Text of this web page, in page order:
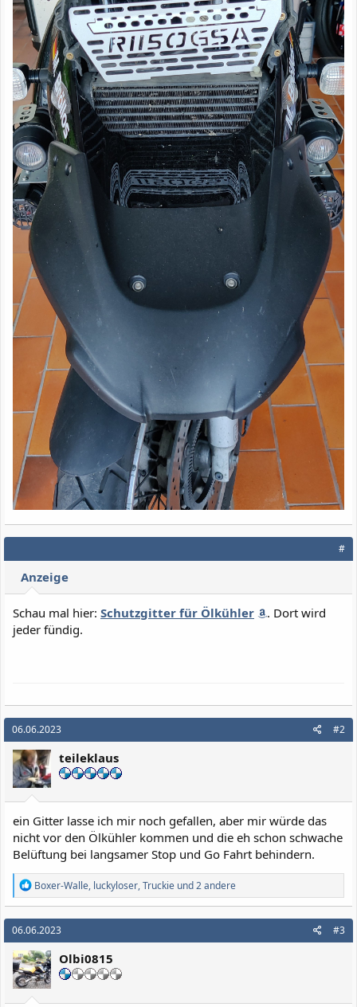
#
Anzeige
Schau mal hier: Schutzgitter für Ölkühler
. Dort wird
jeder fündig.
06.06.2023 #2
teileklaus
ein Gitter lasse ich mir noch gefallen, aber mir würde das
nicht vor den Ölkühler kommen und die eh schon schwache
Belüftung bei langsamer Stop und Go Fahrt behindern.
R
e
a
k
t
i
o
n
e
n
Boxer-Walle, luckyloser,Truckie und 2 andere
06.06.2023 #3
Olbi0815